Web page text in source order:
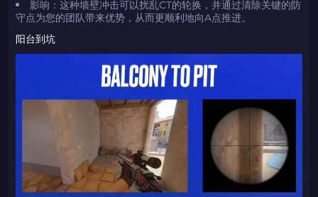
影响：这种墙壁冲击可以扰乱CT的轮换，并通过清除关键的防
守点为您的团队带来优势，从而更顺利地向A点推进。
阳台到坑